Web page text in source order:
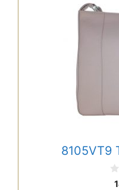
8105VT9
0